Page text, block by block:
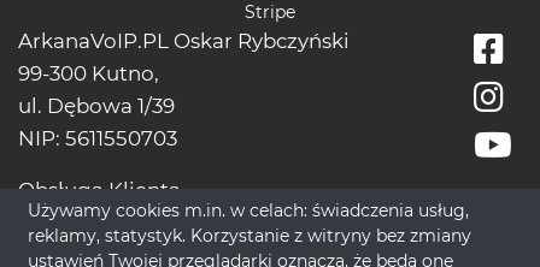
Stripe
ArkanaVoIP.PL Oskar Rybczyński
99-300 Kutno,
ul. Dębowa 1/39
NIP: 5611550703
Obsługa Klienta
tel.:+48228966666
bok[@]wrozbytarot.online
Używamy cookies m.in. w celach: świadczenia usług,
reklamy, statystyk. Korzystanie z witryny bez zmiany
ustawień Twojej przeglądarki oznacza, że będą one